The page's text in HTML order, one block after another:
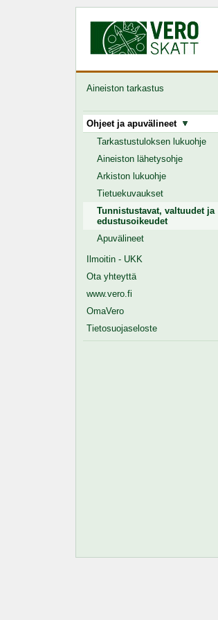
Aineiston tarkastus
Ohjeet ja apuvälineet
Tarkastustuloksen lukuohje
Aineiston lähetysohje
Arkiston lukuohje
Tietuekuvaukset
Tunnistustavat, valtuudet ja
edustusoikeudet
Apuvälineet
Ilmoitin - UKK
Ota yhteyttä
www.vero.fi
OmaVero
Tietosuojaseloste